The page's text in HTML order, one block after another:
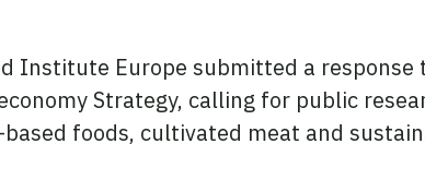
Institute Europe submitted a
Strategy, calling for public
foods, cultivated meat and